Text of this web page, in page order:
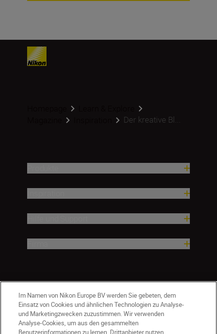
Der kreative Bl...
Im Namen von Nikon Europe BV werden Sie gebeten, dem
Einsatz von Cookies und ähnlichen Technologien zu Analyse-
und Marketingzwecken zuzustimmen. Wir verwenden
Analyse-Cookies, um aus den gesammelten
Benutzerinformationen zu lernen. Drittanbieter nutzen